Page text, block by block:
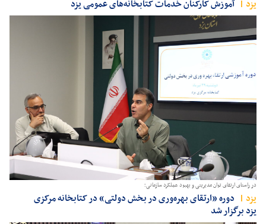
يزد آموزش کارکنان خدمات کتابخانه‌های عمومی یزد
در راستای ارتقای توان مدیریتی و بهبود عملکرد سازمانی؛
يزد
دوره «ارتقای بهره‌وری در بخش دولتی» در کتابخانه مرکزی
یزد برگزار شد